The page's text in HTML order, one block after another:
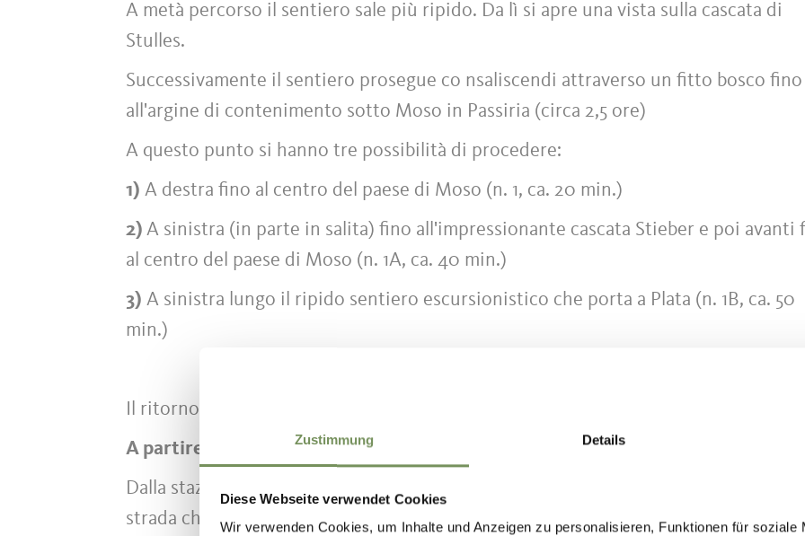
Zustimmung Details
Diese Webseite verwendet Cookies
Wir verwenden Cookies, um Inhalte und Anzeigen zu personalisieren, Funktionen für soziale
A metà percorso il sentiero sale più ripido. Da lì si apre una vista sulla cascata di
Stulles.
Successivamente il sentiero prosegue co nsaliscendi attraverso un fitto bosco fino
all'argine di contenimento sotto Moso in Passiria (circa 2,5 ore)
A questo punto si hanno tre possibilità di procedere:
1) A destra fino al centro del paese di Moso (n. 1, ca. 20 min.)
2) A sinistra (in parte in salita) fino all'impressionante cascata Stieber e poi avanti
al centro del paese di Moso (n. 1A, ca. 40 min.)
3) A sinistra lungo il ripido sentiero escursionistico che porta a Plata (n. 1B, ca. 50
min.)
Il ritorno al punto di partenza avviene in autobus (linea 240).
A partire da Moso:
Dalla stazione dell'autobus o dai parcheggi nel centro del paese ci si incammina
strada che porta alla chiesa. Arrivati alla chiesa si hanno due possibilità: